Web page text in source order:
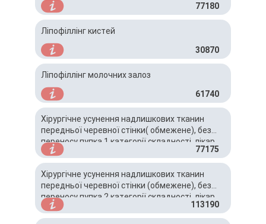
77180
Ліпофіллінг кистей
30870
Ліпофіллінг молочних залоз
61740
Хірургічне усунення надлишкових тканин
передньої черевної стінки( обмежене), без
переносу пупка 1 категорії складності, лікар
Чмелюк І.О.
77175
Хірургічне усунення надлишкових тканин
передньої черевної стінки (обмежене), без
переносу пупка 2 категорії складності, лікар
Чмелюк І.О.
113190